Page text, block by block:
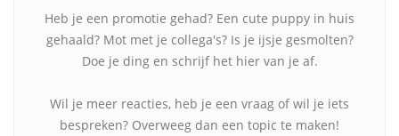
Heb je een promotie gehad? Een cute puppy in huis
gehaald? Mot met je collega's? Is je ijsje gesmolten?
Doe je ding en schrijf het hier van je af.
Wil je meer reacties, heb je een vraag of wil je iets
bespreken? Overweeg dan een topic te maken!